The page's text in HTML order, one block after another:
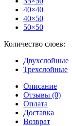
40×40
40×50
50×50
Количество слоев:
Двухслойные
Трехслойные
Описание
Отзывы (0)
Оплата
Доставка
Возврат